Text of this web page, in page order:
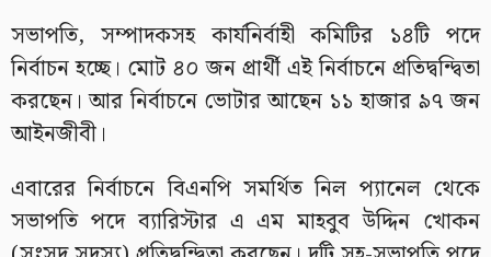
সভাপতি, সম্পাদকসহ কার্যনির্বাহী কমিটির ১৪টি পদে
নির্বাচন হচ্ছে। মোট ৪০ জন প্রার্থী এই নির্বাচনে প্রতিদ্বন্দ্বিতা
করছেন। আর নির্বাচনে ভোটার আছেন ১১ হাজার ৯৭ জন
আইনজীবী।
এবারের নির্বাচনে বিএনপি সমর্থিত নিল প্যানেল থেকে
সভাপতি পদে ব্যারিস্টার এ এম মাহবুব উদ্দিন খোকন